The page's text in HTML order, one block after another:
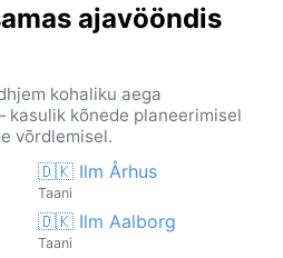
ajavööndis
kohaliku aega
kõnede planeerimisel
võrdlemisel.
🇩🇰 Ilm Århus
Taani
🇩🇰 Ilm Aalborg
Taani